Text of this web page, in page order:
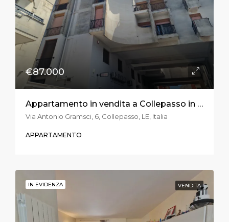
€87.000
Appartamento in vendita a Collepasso in via Gramsci
Via Antonio Gramsci, 6, Collepasso, LE, Italia
APPARTAMENTO
IN EVIDENZA VENDITA